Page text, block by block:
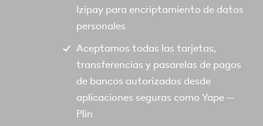
Izipay para encriptamiento de datos
personales
Aceptamos todas las tarjetas,
transferencias y pasarelas de pagos
de bancos autorizados desde
aplicaciones seguras como Yape –
Plin